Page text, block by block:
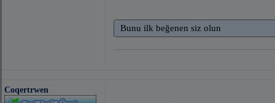
Bunu ilk beğenen siz olun
Coqertrwen